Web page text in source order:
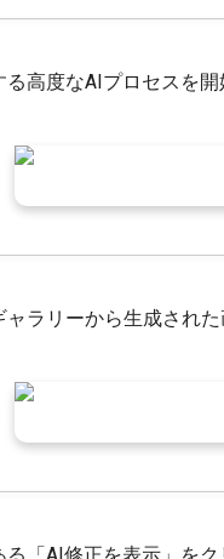
高度なAIプロセスを開
ラリーから生成された